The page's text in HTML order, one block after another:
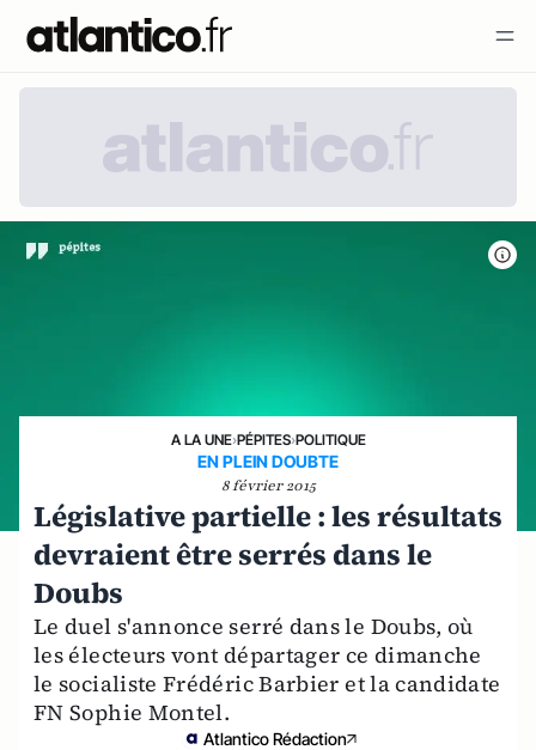
A LA UNE›PÉPITES›POLITIQUE
EN PLEIN DOUBTE
8 février 2015
Législative partielle : les résultats
devraient être serrés dans le
Doubs
Le duel s'annonce serré dans le Doubs, où
les électeurs vont départager ce dimanche
le socialiste Frédéric Barbier et la candidate
FN Sophie Montel.
Atlantico Rédaction